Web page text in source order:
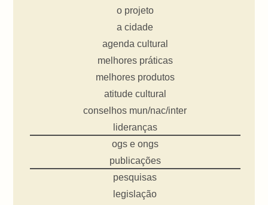
o projeto
a cidade
agenda cultural
melhores práticas
melhores produtos
atitude cultural
conselhos mun/nac/inter
lideranças
ogs e ongs
publicações
pesquisas
legislação